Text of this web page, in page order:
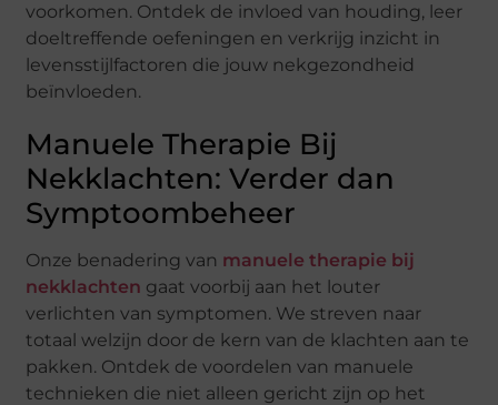
voorkomen. Ontdek de invloed van houding, leer
doeltreffende oefeningen en verkrijg inzicht in
levensstijlfactoren die jouw nekgezondheid
beïnvloeden.
Manuele Therapie Bij
Nekklachten: Verder dan
Symptoombeheer
Onze benadering van manuele therapie bij
nekklachten gaat voorbij aan het louter
verlichten van symptomen. We streven naar
totaal welzijn door de kern van de klachten aan te
pakken. Ontdek de voordelen van manuele
technieken die niet alleen gericht zijn op het